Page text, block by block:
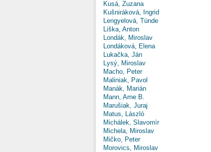
Kusá, Zuzana
Kušniráková, Ingrid
Lengyelová, Tünde
Liška, Anton
Londák, Miroslav
Londáková, Elena
Lukačka, Ján
Lysý, Miroslav
Macho, Peter
Maliniak, Pavol
Manák, Marián
Mann, Arne B.
Marušiak, Juraj
Matus, László
Michálek, Slavomír
Michela, Miroslav
Mičko, Peter
Morovics, Miroslav